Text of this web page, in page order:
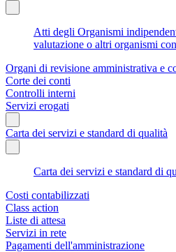
Atti degli Organismi
valutazione o altri organismi
Organi di revisione amministrativa e
Corte dei conti
Controlli interni
Servizi erogati
Carta dei servizi e standard di qualità
Carta dei servizi e standard di
Costi contabilizzati
Class action
Liste di attesa
Servizi in rete
Pagamenti dell'amministrazione